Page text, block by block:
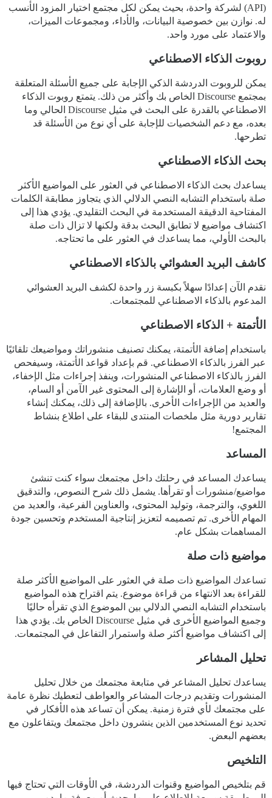
(API) لشركة واحدة، بحيث يمكن لكل مجتمع اختيار المزود الأنسب
له. نوازن بين خصوصية البيانات، والأداء، ومجموعات الميزات،
والاعتماد على مورد واحد.
روبوت الذكاء الاصطناعي
يمكن للروبوت الدردشة الذكي الإجابة على جميع الأسئلة المتعلقة
بمجتمع Discourse الخاص بك وأكثر من ذلك. يتمتع روبوت الذكاء
الاصطناعي بالقدرة على البحث في مثيل Discourse الحالي وما
بعده، مع دعم الشخصيات للإجابة على أي نوع من الأسئلة قد
تطرحها.
بحث الذكاء الاصطناعي
يساعدك بحث الذكاء الاصطناعي في العثور على المواضيع الأكثر
صلة باستخدام التشابه النصي الدلالي الذي يتجاوز مطابقة الكلمات
المفتاحية الدقيقة المستخدمة في البحث التقليدي. يؤدي هذا إلى
اكتشاف مواضيع لا تطابق البحث بدقة ولكنها لا تزال ذات صلة
بالبحث الأولي، مما يساعدك في العثور على ما تحتاجه.
كاشف البريد العشوائي بالذكاء الاصطناعي
نقدم الآن إعدادًا سهلاً بكبسة زر واحدة لكشف البريد العشوائي
المدعوم بالذكاء الاصطناعي للمجتمعات.
الأتمتة + الذكاء الاصطناعي
باستخدام إضافة الأتمتة، يمكنك تصنيف منشوراتك ومواضيعك تلقائيًا
عبر الفرز بالذكاء الاصطناعي. قم بإعداد قواعد الأتمتة، وسيفحص
الفرز بالذكاء الاصطناعي المنشورات، وينفذ إجراءات مثل الإخفاء،
أو وضع العلامات، أو الإشارة إلى المحتوى غير الآمن أو السام،
والعديد من الإجراءات الأخرى. بالإضافة إلى ذلك، يمكنك إنشاء
تقارير دورية مثل ملخصات المنتدى للبقاء على اطلاع بنشاط
المجتمع!
المساعد
يساعدك المساعد في رحلتك داخل مجتمعك سواء كنت تنشئ
مواضيع/منشورات أو تقرأها. يشمل ذلك شرح النصوص، والتدقيق
اللغوي، والترجمة، وتوليد المحتوى، والعناوين الفرعية، والعديد من
المهام الأخرى. تم تصميمه لتعزيز إنتاجية المستخدم وتحسين جودة
المساهمات بشكل عام.
مواضيع ذات صلة
تساعدك المواضيع ذات صلة في العثور على المواضيع الأكثر صلة
للقراءة بعد الانتهاء من قراءة موضوع. يتم اقتراح هذه المواضيع
باستخدام التشابه النصي الدلالي بين الموضوع الذي تقرأه حاليًا
وجميع المواضيع الأخرى في مثيل Discourse الخاص بك. يؤدي هذا
إلى اكتشاف مواضيع أكثر صلة واستمرار التفاعل في المجتمعات.
تحليل المشاعر
يساعدك تحليل المشاعر في متابعة مجتمعك من خلال تحليل
المنشورات وتقديم درجات المشاعر والعواطف لتعطيك نظرة عامة
على مجتمعك لأي فترة زمنية. يمكن أن تساعد هذه الأفكار في
تحديد نوع المستخدمين الذين ينشرون داخل مجتمعك ويتفاعلون مع
بعضهم البعض.
التلخيص
قم بتلخيص المواضيع وقنوات الدردشة، في الأوقات التي تحتاج فيها